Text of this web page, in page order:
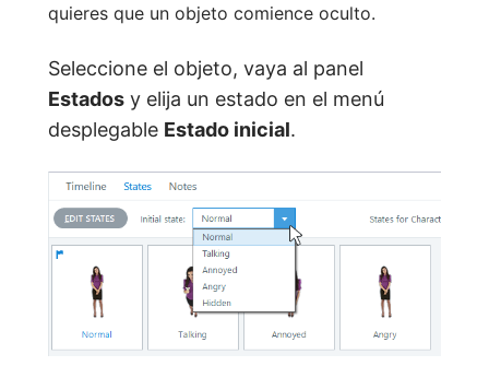
quieres que un objeto comience oculto.
Seleccione el objeto, vaya al panel
Estados y elija un estado en el menú
desplegable Estado inicial.